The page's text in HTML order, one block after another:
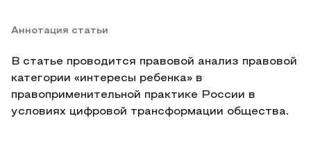
Аннотация статьи
В статье проводится правовой анализ правовой
категории «интересы ребенка» в
правоприменительной практике России в
условиях цифровой трансформации общества.